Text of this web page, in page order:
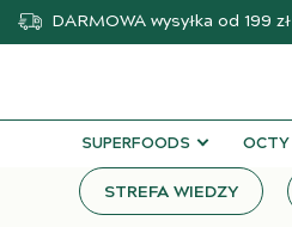
DARMOWA wysyłka od 199 zł
SUPERFOODS OCTY
STREFA WIEDZY